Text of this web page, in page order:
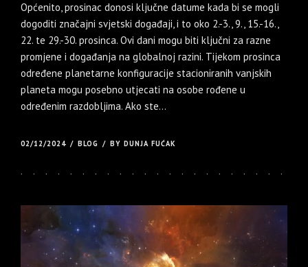
Općenito, prosinac donosi ključne datume kada bi se mogli
dogoditi značajni svjetski događaji, i to oko 2.-3., 9., 15.-16.,
22. te 29.-30. prosinca. Ovi dani mogu biti ključni za razne
promjene i događanja na globalnoj razini. Tijekom prosinca
određene planetarne konfiguracije stacioniranih vanjskih
planeta mogu posebno utjecati na osobe rođene u
određenim razdobljima. Ako ste...
02/12/2024 BLOG BY DUNJA FUĆAK